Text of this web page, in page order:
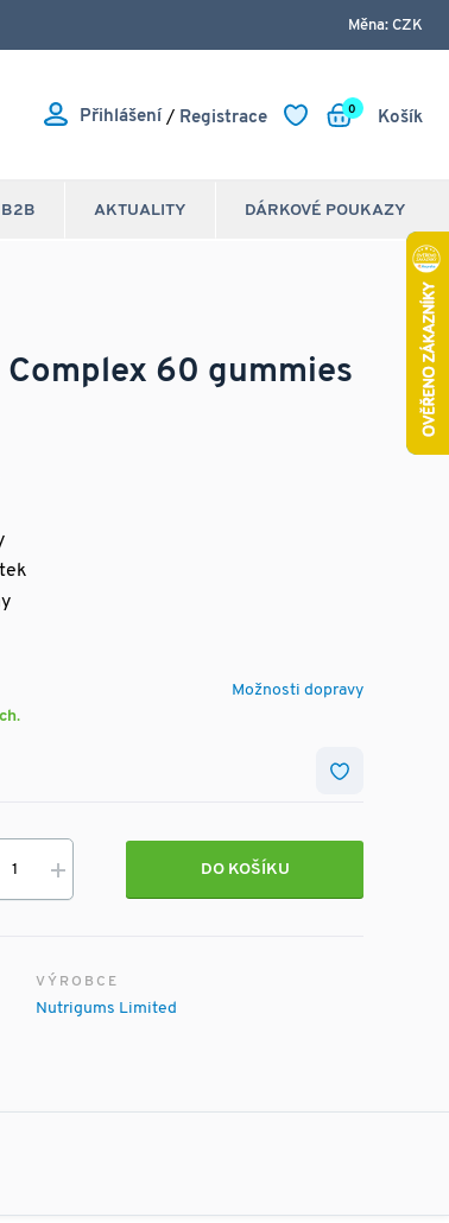
Měna: CZK
Přihlášení / Registrace Košík
0
DÁRKOVÉ POUKAZY
AKTUALITY
B2B
60 gummies
Možnosti dopravy
.
DO KOŠÍKU
VÝROBCE
Nutrigums Limited